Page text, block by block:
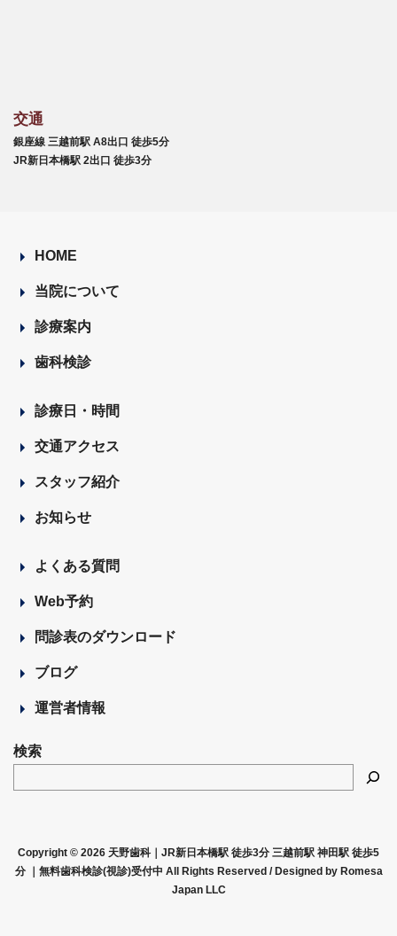
交通
銀座線 三越前駅 A8出口 徒歩5分
JR新日本橋駅 2出口 徒歩3分
HOME
当院について
診療案内
歯科検診
診療日・時間
交通アクセス
スタッフ紹介
お知らせ
よくある質問
Web予約
問診表のダウンロード
ブログ
運営者情報
検索
Copyright © 2026 天野歯科｜JR新日本橋駅 徒歩3分 三越前駅 神田駅 徒歩5
分 ｜無料歯科検診(視診)受付中 All Rights Reserved / Designed by Romesa
Japan LLC